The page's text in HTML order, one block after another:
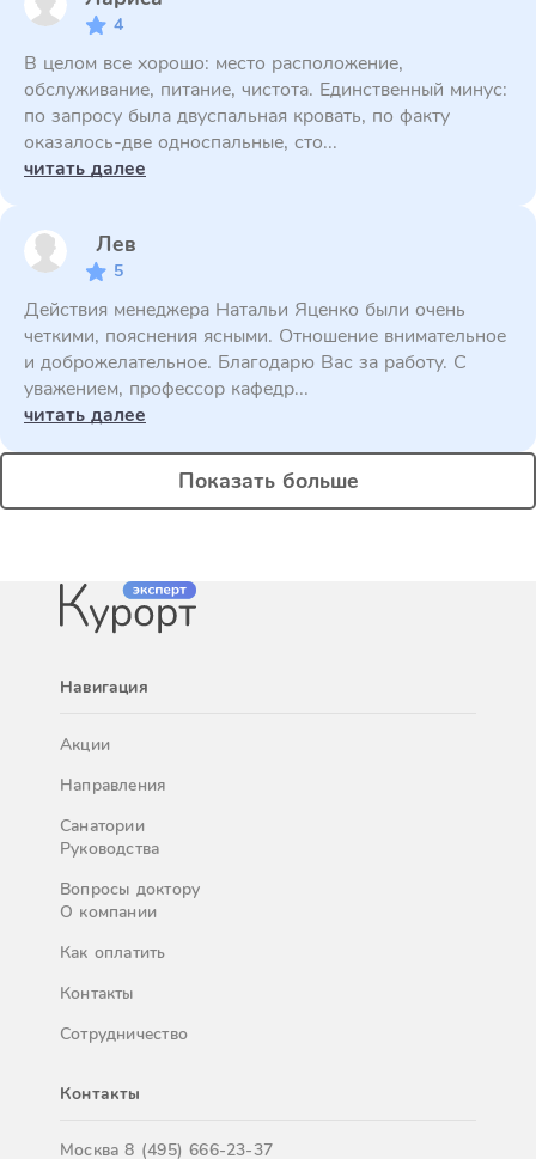
4
В целом все хорошо: место расположение,
обслуживание, питание, чистота. Единственный минус:
по запросу была двуспальная кровать, по факту
оказалось-две односпальные, сто...
читать далее
Лев
5
Действия менеджера Натальи Яценко были очень
четкими, пояснения ясными. Отношение внимательное
и доброжелательное. Благодарю Вас за работу. С
уважением, профессор кафедр...
читать далее
Показать больше
Навигация
Акции
Направления
Санатории
Руководства
Вопросы доктору
О компании
Как оплатить
Контакты
Сотрудничество
Контакты
Москва8 (495) 666-23-37